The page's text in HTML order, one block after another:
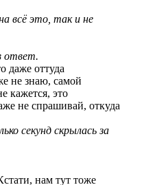
всё это, так и не
ответ.
даже оттуда
не знаю, самой
кажется, это
не спрашивай, откуда
секунд скрылась за
нам тут тоже